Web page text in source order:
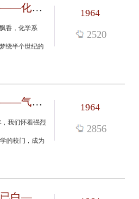
1964
2520
相聚在梦开始的地方——化学系1964级（1）班返校聚会侧记
香，化学系
绕半个世纪的
1964
2856
学子情思（组诗词）——气象系1968届校友毕业50周年聚会侧记
我们怀着强烈
的校门，成为
欢笑情如旧，萧疏鬓已白——气象系1968届校友毕业50周年聚会记